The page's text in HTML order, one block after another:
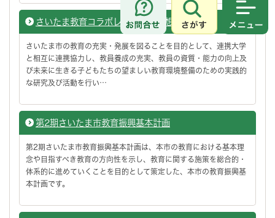
さがす
さいたま教育コラボレーション構想
さいたま市の教育の充実・発展を図ることを目的として、連携大学
と相互に連携協力し、教員養成の充実、教員の資質・能力の向上及
び未来に生きる子どもたちの望ましい教育環境整備のための実践的
な研究及び活動を行い…
第2期さいたま市教育振興基本計画
第2期さいたま市教育振興基本計画は、本市の教育における基本理
念や目指すべき教育の方向性を示し、教育に関する施策を総合的・
体系的に進めていくことを目的として策定した、本市の教育振興基
本計画です。